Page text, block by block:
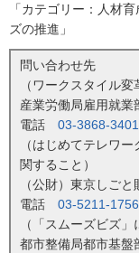
「カテゴリー：人材
ズの推進」
問い合わせ先
（ワークスタイル
産業労働局雇用就業
電話 03-3868-3401
（はじめてテレワ
関すること）
（公財）東京しご
電話 03-5211-1756
（「スムーズビズ」
都市整備局都市基盤